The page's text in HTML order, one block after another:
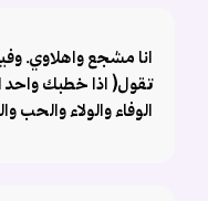
انا مشجع واهلاوي.
تقول( اذا خطبك واحد
الوفاء والولاء والحب